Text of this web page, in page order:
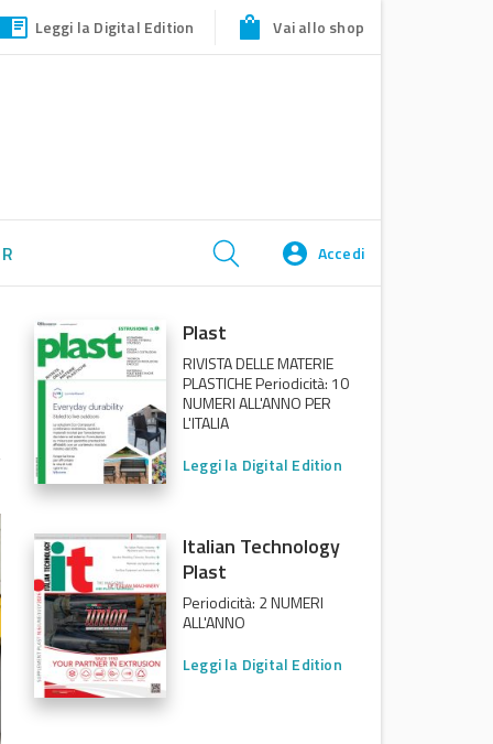
Leggi la Digital Edition Vai allo shop
Accedi
Plast
RIVISTA DELLE MATERIE
PLASTICHE Periodicità: 10
NUMERI ALL'ANNO PER
L'ITALIA
Leggi la Digital Edition
Italian Technology
Plast
Periodicità: 2 NUMERI
ALL'ANNO
Leggi la Digital Edition